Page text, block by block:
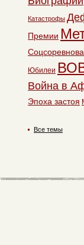
Катастрофы
Премии
Юбилеи
Война в
Эпоха застоя
Все темы